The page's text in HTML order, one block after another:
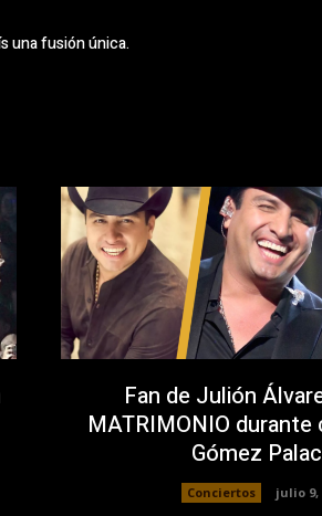
una fusión única.
Fan de Julión
MATRIMONIO
Gómez
Conciertos julio 9,